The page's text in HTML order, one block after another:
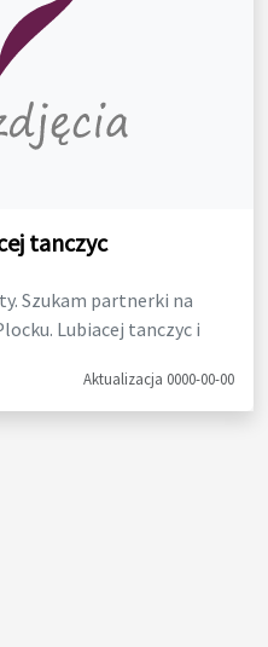
tanczyc
Szukam partnerki na
Lubiacej tanczyc i
Aktualizacja 0000-00-00